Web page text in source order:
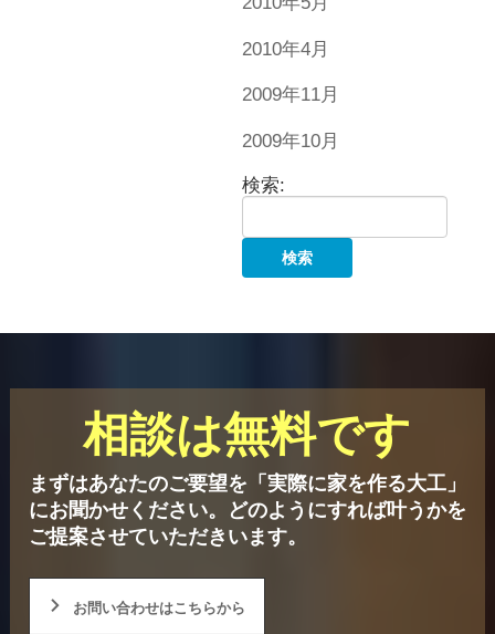
2010年4月
2009年11月
2009年10月
検索:
相談は無料です
まずはあなたのご要望を「実際に家を作る大工」
にお聞かせください。
どのようにすれば叶うかを
ご提案させていただきいます。
お問い合わせはこちらから